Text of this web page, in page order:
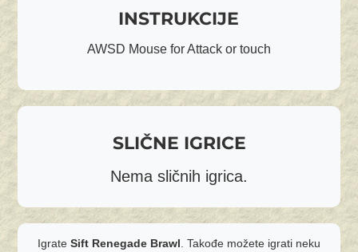
INSTRUKCIJE
AWSD Mouse for Attack or touch
SLIČNE IGRICE
Nema sličnih igrica.
Igrate Sift Renegade Brawl . Takođe možete igrati neku